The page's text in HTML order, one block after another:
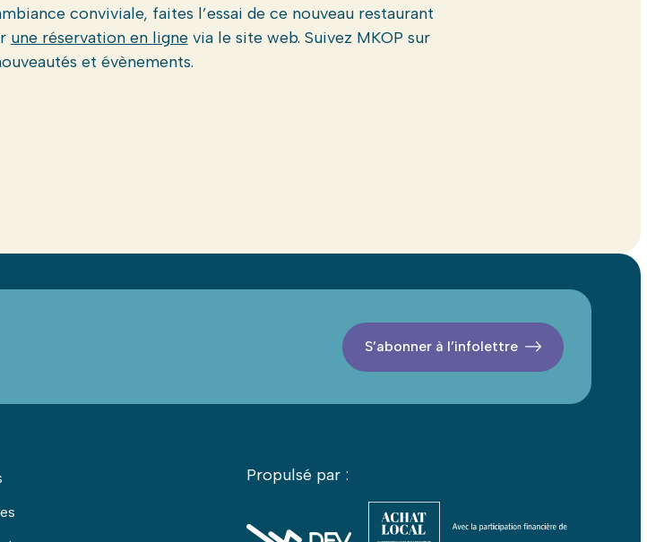
conviviale, faites l’essai de ce nouveau restaurant
une réservation en lignevia le site web. Suivez MKOP sur
et évènements.
S’abonner à l’infolettre
Propulsé par :